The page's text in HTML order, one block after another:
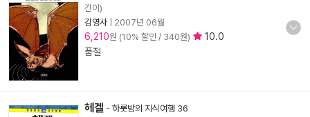
긴이)
김영사
2007년 06월
6,210원 (10% 할인 / 340원)
10.0
품절
헤겔 - 하룻밤의 지식여행 36